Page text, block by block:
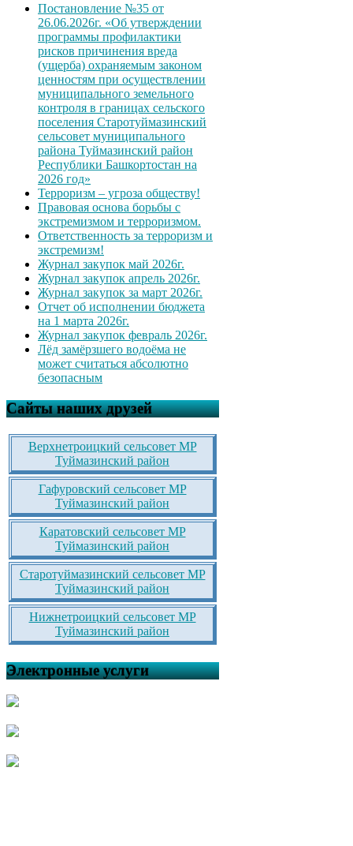
Постановление №35 от
26.06.2026г. «Об утверждении
программы профилактики
рисков причинения вреда
(ущерба) охраняемым законом
ценностям при осуществлении
муниципального земельного
контроля в границах сельского
поселения Старотуймазинский
сельсовет муниципального
района Туймазинский район
Республики Башкортостан на
2026 год»
Терроризм – угроза обществу!
Правовая основа борьбы с
экстремизмом и терроризмом.
Ответственность за терроризм и
экстремизм!
Журнал закупок май 2026г.
Журнал закупок апрель 2026г.
Журнал закупок за март 2026г.
Отчет об исполнении бюджета
на 1 марта 2026г.
Журнал закупок февраль 2026г.
Лёд замёрзшего водоёма не
может считаться абсолютно
безопасным
Сайты наших друзей
Верхнетроицкий сельсовет МР
Туймазинский район
Гафуровский сельсовет МР
Туймазинский район
Каратовский сельсовет МР
Туймазинский район
Старотуймазинский сельсовет МР
Туймазинский район
Нижнетроицкий сельсовет МР
Туймазинский район
Электронные услуги